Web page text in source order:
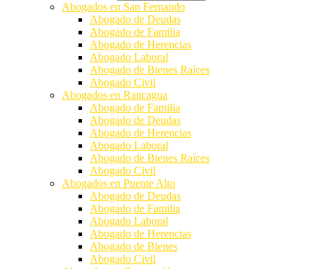
Abogados en San Fernando
Abogado de Deudas
Abogado de Familia
Abogado de Herencias
Abogado Laboral
Abogado de Bienes Raíces
Abogado Civil
Abogados en Rancagua
Abogado de Familia
Abogado de Deudas
Abogado de Herencias
Abogado Laboral
Abogado de Bienes Raíces
Abogado Civil
Abogados en Puente Alto
Abogado de Deudas
Abogado de Familia
Abogado Laboral
Abogado de Herencias
Abogado de Bienes
Abogado Civil